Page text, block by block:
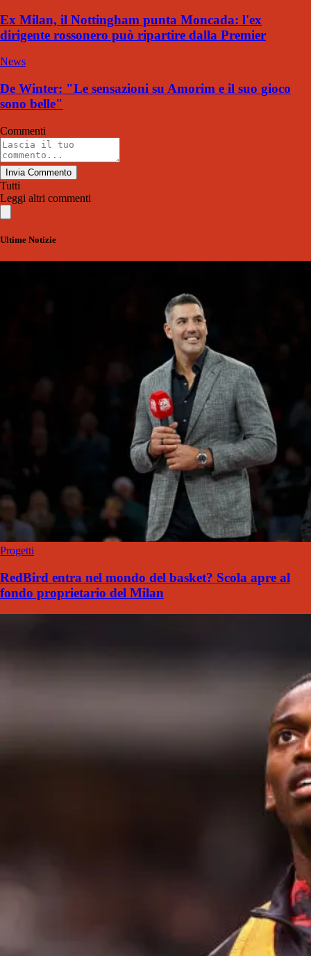
Ex Milan, il Nottingham punta Moncada: l'ex
dirigente rossonero può ripartire dalla Premier
News
De Winter: "Le sensazioni su Amorim e il suo gioco
sono belle"
Commenti
Invia Commento
Tutti
Leggi altri commenti
Ultime Notizie
Progetti
RedBird entra nel mondo del basket? Scola apre al
fondo proprietario del Milan